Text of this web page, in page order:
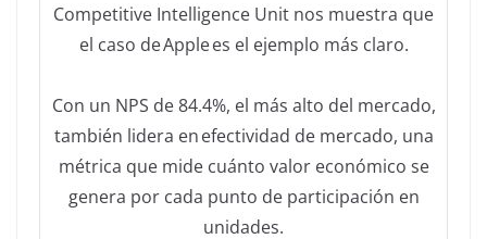
Competitive Intelligence Unit nos muestra que
el caso de Apple es el ejemplo más claro.
Con un NPS de 84.4%, el más alto del mercado,
también lidera en efectividad de mercado, una
métrica que mide cuánto valor económico se
genera por cada punto de participación en
unidades.